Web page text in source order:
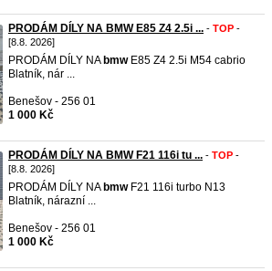
PRODÁM DÍLY NA BMW E85 Z4 2.5i ... - TOP -
[8.8. 2026]
PRODÁM DÍLY NA bmwE85 Z4 2.5i M54 cabrio
Blatník, nár ...
Benešov - 256 01
1 000 Kč
PRODÁM DÍLY NA BMW F21 116i tu ... - TOP -
[8.8. 2026]
PRODÁM DÍLY NA bmwF21 116i turbo N13
Blatník, nárazní ...
Benešov - 256 01
1 000 Kč